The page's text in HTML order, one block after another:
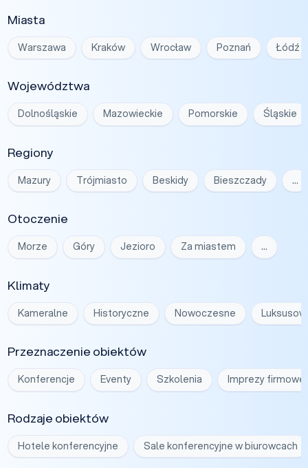
Miasta
Warszawa Kraków Wrocław Poznań Łódź
Województwa
Dolnośląskie Mazowieckie Pomorskie Śląskie
Regiony
Mazury Trójmiasto Beskidy Bieszczady …
Otoczenie
Morze Góry Jezioro Za miastem …
Klimaty
Kameralne Historyczne Nowoczesne
Przeznaczenie obiektów
Konferencje Eventy Szkolenia Imprezy firmowe
Rodzaje obiektów
Hotele konferencyjne Sale konferencyjne w biurowcach